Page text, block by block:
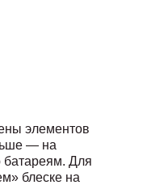
элементов
— на
батареям. Для
блеске на